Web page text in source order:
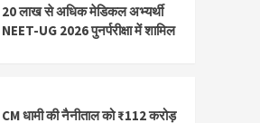
20 लाख से अधिक मेडिकल अभ्यर्थी
NEET-UG 2026 पुनर्परीक्षा में शामिल
CM धामी की नैनीताल को ₹112 करोड़